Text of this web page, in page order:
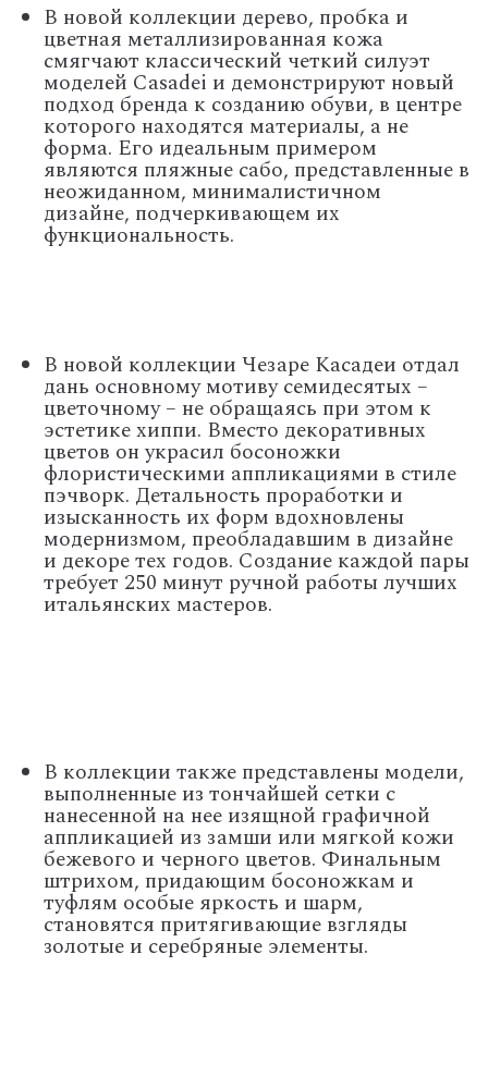
В новой коллекции дерево, пробка и
цветная металлизированная кожа
смягчают классический четкий силуэт
моделей Casadei и демонстрируют новый
подход бренда к созданию обуви, в центре
которого находятся материалы, а не
форма. Его идеальным примером
являются пляжные сабо, представленные в
неожиданном, минималистичном
дизайне, подчеркивающем их
функциональность.
В новой коллекции Чезаре Касадеи отдал
дань основному мотиву семидесятых –
цветочному – не обращаясь при этом к
эстетике хиппи. Вместо декоративных
цветов он украсил босоножки
флористическими аппликациями в стиле
пэчворк. Детальность проработки и
изысканность их форм вдохновлены
модернизмом, преобладавшим в дизайне
и декоре тех годов. Создание каждой пары
требует 250 минут ручной работы лучших
итальянских мастеров.
В коллекции также представлены модели,
выполненные из тончайшей сетки с
нанесенной на нее изящной графичной
аппликацией из замши или мягкой кожи
бежевого и черного цветов. Финальным
штрихом, придающим босоножкам и
туфлям особые яркость и шарм,
становятся притягивающие взгляды
золотые и серебряные элементы.